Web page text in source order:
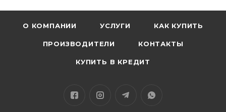
О КОМПАНИИ УСЛУГИ КАК КУПИТЬ
ПРОИЗВОДИТЕЛИ КОНТАКТЫ
КУПИТЬ В КРЕДИТ